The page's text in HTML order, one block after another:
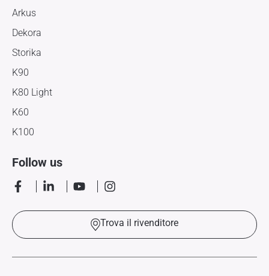
Arkus
Dekora
Storika
K90
K80 Light
K60
K100
Follow us
Trova il rivenditore